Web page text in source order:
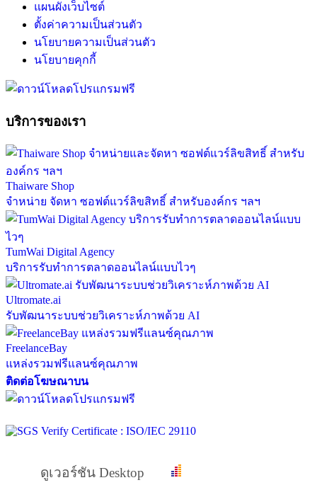
แผนผังเว็บไซต์
ตั้งค่าความเป็นส่วนตัว
นโยบายความเป็นส่วนตัว
นโยบายคุกกี้
บริการของเรา
Thaiware Shop
จำหน่าย จัดหา ซอฟต์แวร์ลิขสิทธิ์ สำหรับองค์กร ฯลฯ
TumWai Digital Agency
บริการรับทำการตลาดออนไลน์แบบไวๆ
Ultromate.ai
รับพัฒนาระบบช่วยวิเคราะห์ภาพด้วย AI
FreelanceBay
แหล่งรวมฟรีแลนซ์คุณภาพ
ติดต่อโฆษณาบน
ดูเวอร์ชัน Desktop